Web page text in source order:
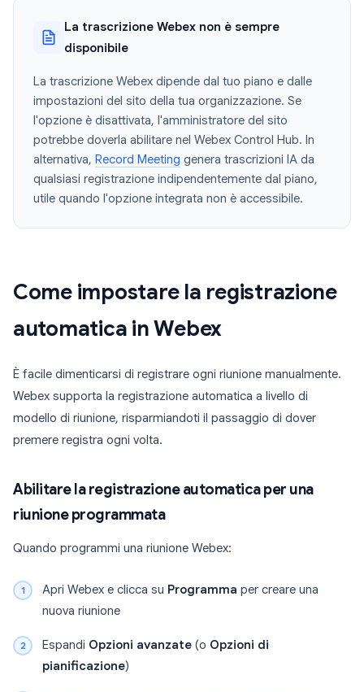
La trascrizione Webex non è sempre
disponibile
La trascrizione Webex dipende dal tuo piano e dalle
impostazioni del sito della tua organizzazione. Se
l'opzione è disattivata, l'amministratore del sito
potrebbe doverla abilitare nel Webex Control Hub. In
alternativa, Record Meeting genera trascrizioni IA da
qualsiasi registrazione indipendentemente dal piano,
utile quando l'opzione integrata non è accessibile.
Come impostare la registrazione
automatica in Webex
È facile dimenticarsi di registrare ogni riunione manualmente.
Webex supporta la registrazione automatica a livello di
modello di riunione, risparmiandoti il passaggio di dover
premere registra ogni volta.
Abilitare la registrazione automatica per una
riunione programmata
Quando programmi una riunione Webex:
Apri Webex e clicca su Programma per creare una
nuova riunione
Espandi Opzioni avanzate (o Opzioni di
pianificazione)